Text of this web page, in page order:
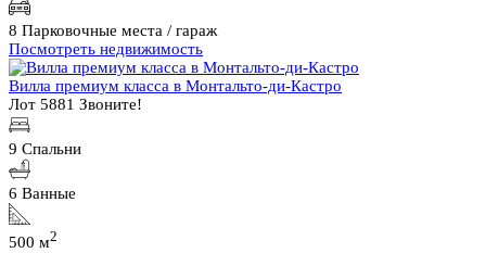
8 Парковочные места / гараж
Посмотреть недвижимость
Вилла премиум класса в Монтальто-ди-Кастро
Лот 5881 Звоните!
9 Спальни
6 Ванные
500 м2